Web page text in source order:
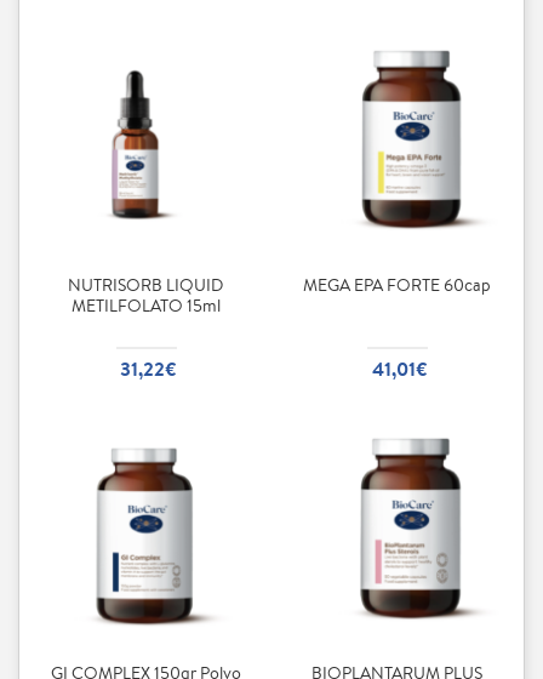
NUTRISORB LIQUID
METILFOLATO 15ml
31,22€
MEGA EPA FORTE 60cap
41,01€
GI COMPLEX 150gr Polvo BIOPLANTARUM PLUS